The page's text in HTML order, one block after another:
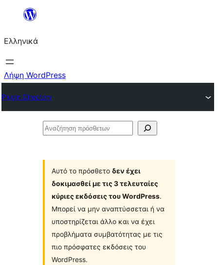
Μετάβαση
περιεχόμενο
Ελληνικά
Λήψη WordPress
Plugin Directory
Αναζήτηση
Αυτό το πρόσθετο δεν έχει
δοκιμασθεί με τις 3 τελευταίες
κύριες εκδόσεις του WordPress.
Μπορεί να μην αναπτύσσεται ή να
υποστηρίζεται άλλο και να έχει
προβλήματα συμβατότητας με τις
πιο πρόσφατες εκδόσεις του
WordPress.